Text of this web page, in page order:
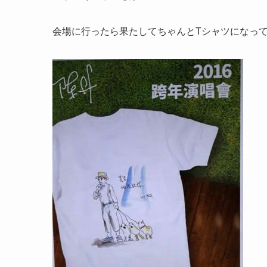
会場に行ったら果たしてちゃんとTシャツになっ